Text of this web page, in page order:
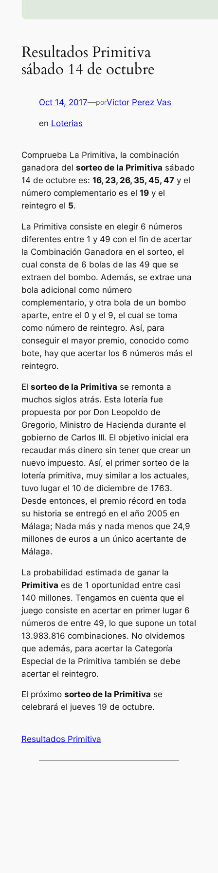
Resultados Primitiva
sábado 14 de octubre
Oct 14, 2017—porVictor Perez Vas
en Loterias
Comprueba La Primitiva, la combinación
ganadora del sorteo de la Primitiva sábado
14 de octubre es: 16, 23, 26, 35, 45, 47y el
número complementario es el 19y el
reintegro el 5.
La Primitiva consiste en elegir 6 números
diferentes entre 1 y 49 con el fin de acertar
la Combinación Ganadora en el sorteo, el
cual consta de 6 bolas de las 49 que se
extraen del bombo. Además, se extrae una
bola adicional como número
complementario, y otra bola de un bombo
aparte, entre el 0 y el 9, el cual se toma
como número de reintegro. Así, para
conseguir el mayor premio, conocido como
bote, hay que acertar los 6 números más el
reintegro.
El sorteo de la Primitiva se remonta a
muchos siglos atrás. Esta lotería fue
propuesta por por Don Leopoldo de
Gregorio, Ministro de Hacienda durante el
gobierno de Carlos III. El objetivo inicial era
recaudar más dinero sin tener que crear un
nuevo impuesto. Así, el primer sorteo de la
lotería primitiva, muy similar a los actuales,
tuvo lugar el 10 de diciembre de 1763.
Desde entonces, el premio récord en toda
su historia se entregó en el año 2005 en
Málaga; Nada más y nada menos que 24,9
millones de euros a un único acertante de
Málaga.
La probabilidad estimada de ganar la
Primitiva es de 1 oportunidad entre casi
140 millones. Tengamos en cuenta que el
juego consiste en acertar en primer lugar 6
números de entre 49, lo que supone un total
13.983.816 combinaciones. No olvidemos
que además, para acertar la Categoría
Especial de la Primitiva también se debe
acertar el reintegro.
El próximo sorteo de la Primitiva se
celebrará el jueves 19 de octubre.
Resultados Primitiva